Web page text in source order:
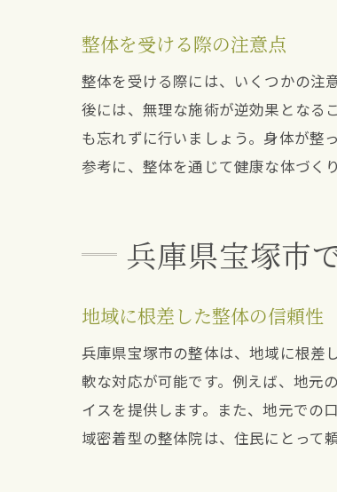
整体を受ける際の注意点
整体を受ける際には、いくつかの注
後には、無理な施術が逆効果となる
も忘れずに行いましょう。身体が整
参考に、整体を通じて健康な体づく
兵庫県宝塚市
地域に根差した整体の信頼性
兵庫県宝塚市の整体は、地域に根差
軟な対応が可能です。例えば、地元
イスを提供します。また、地元での
域密着型の整体院は、住民にとって